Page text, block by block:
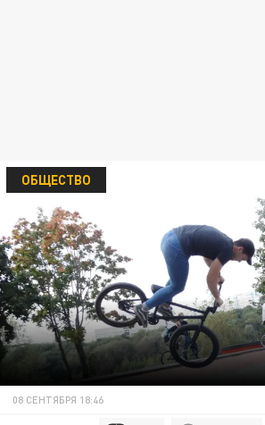
ОБЩЕСТВО
08 СЕНТЯБРЯ 18:46